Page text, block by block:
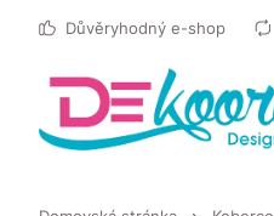
Důvěryhodný e-shop